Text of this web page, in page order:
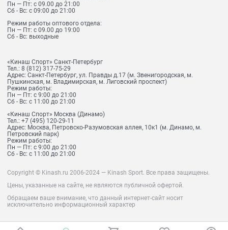
Пн — Пт: с 09.00 до 21:00
Сб - Вс: с 09:00 до 21:00
Режим работы оптового отдела:
Пн — Пт: с 09.00 до 19:00
Сб - Вс: выходные
«Кинаш Спорт» Санкт-Петербург
Тел.: 8 (812) 317-75-29
Адрес: Санкт-Петербург, ул. Правды д.17 (м. Звенигородская, м.
Пушкинская, м. Владимирская, м. Лиговский проспект)
Режим работы:
Пн — Пт: с 9:00 до 21:00
Сб - Вс: с 11:00 до 21:00
«Кинаш Спорт» Москва (Динамо)
Тел.: +7 (495) 120-29-11
Адрес: Москва, Петровско-Разумовская аллея, 10к1 (м. Динамо, м.
Петровский парк)
Режим работы:
Пн — Пт: с 9:00 до 21:00
Сб - Вс: с 11:00 до 21:00
Copyright © Kinash.ru 2006-2024 — Kinash Sport. Все права защищены.
Цены, указанные на сайте, не являются публичной офертой.
Обращаем ваше внимание, что данный интернет-сайт носит
исключительно информационный характер